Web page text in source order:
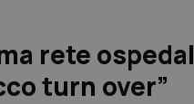
rete
turn over”